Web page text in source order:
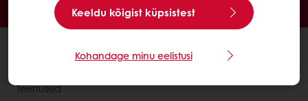
Keeldu kõigist küpsistest
Kohandage minu eelistusi
Uudised ja trendid
Teenused